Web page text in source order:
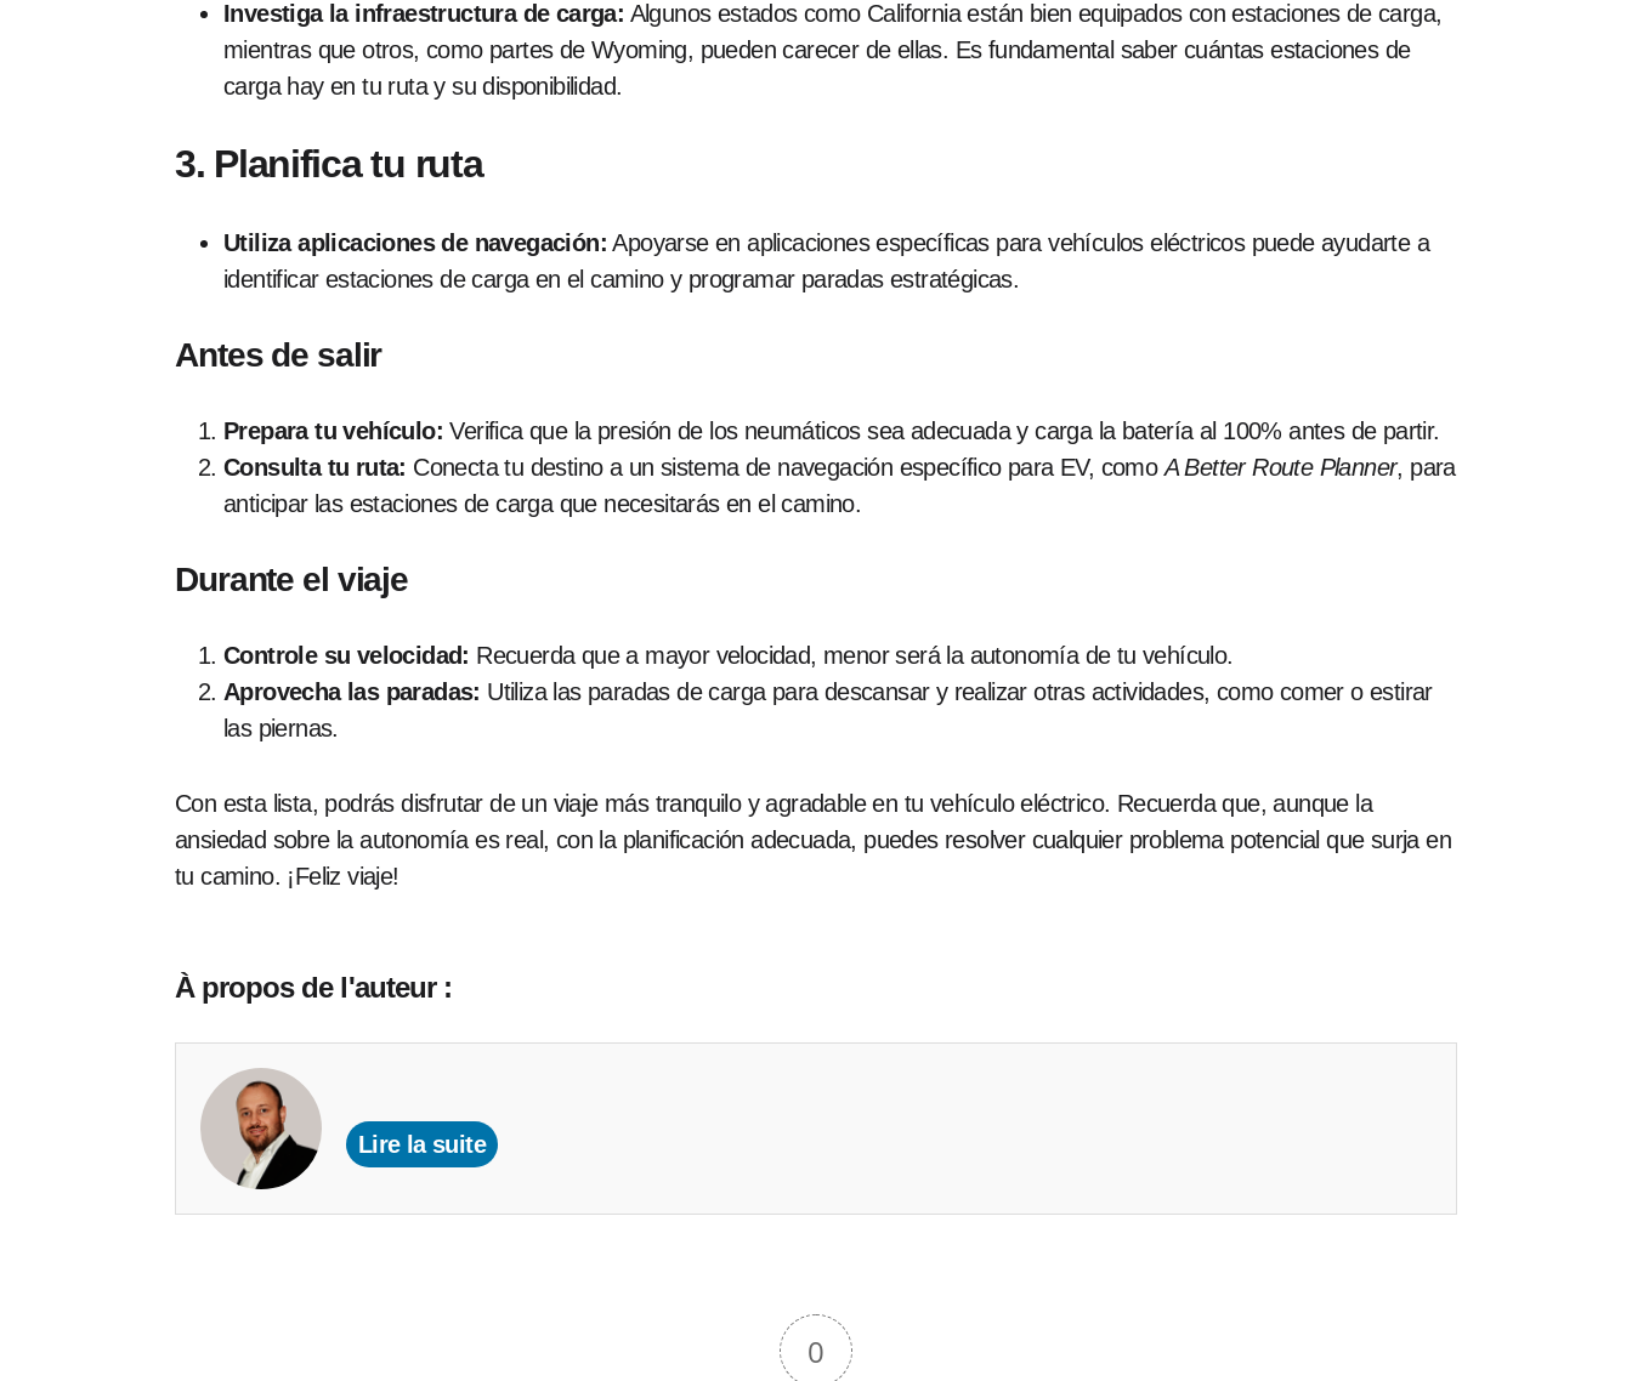
Investiga la infraestructura de carga: Algunos estados como California están bien equipados con estaciones de carga,
mientras que otros, como partes de Wyoming, pueden carecer de ellas. Es fundamental saber cuántas estaciones de
carga hay en tu ruta y su disponibilidad.
3. Planifica tu ruta
Utiliza aplicaciones de navegación: Apoyarse en aplicaciones específicas para vehículos eléctricos puede ayudarte a
identificar estaciones de carga en el camino y programar paradas estratégicas.
Antes de salir
Prepara tu vehículo: Verifica que la presión de los neumáticos sea adecuada y carga la batería al 100% antes de partir.
Consulta tu ruta: Conecta tu destino a un sistema de navegación específico para EV, comoA Better Route Planner, para
anticipar las estaciones de carga que necesitarás en el camino.
Durante el viaje
Controle su velocidad: Recuerda que a mayor velocidad, menor será la autonomía de tu vehículo.
Aprovecha las paradas: Utiliza las paradas de carga para descansar y realizar otras actividades, como comer o estirar
las piernas.
Con esta lista, podrás disfrutar de un viaje más tranquilo y agradable en tu vehículo eléctrico. Recuerda que, aunque la
ansiedad sobre la autonomía es real, con la planificación adecuada, puedes resolver cualquier problema potencial que surja en
tu camino. ¡Feliz viaje!
À propos de l'auteur :
Lire la suite
0